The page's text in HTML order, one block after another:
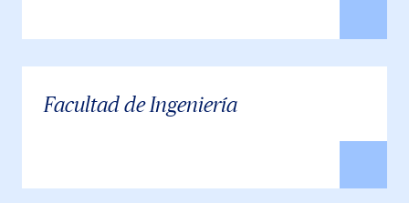
Facultad de Ingeniería